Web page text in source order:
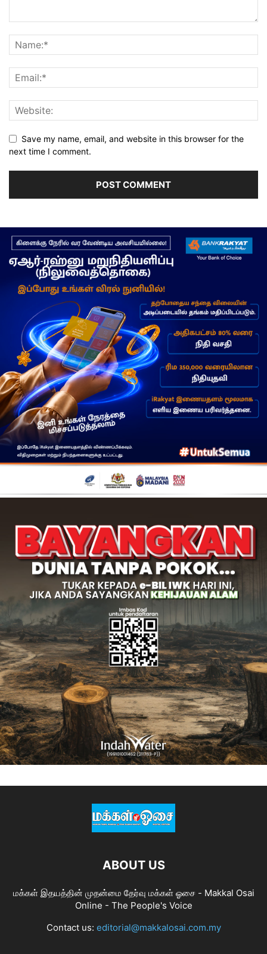
Save my name, email, and website in this browser for the
next time I comment.
ABOUT US
மக்கள் இதயத்தின் முதன்மை தேர்வு மக்கள் ஓசை - Makkal Osai
Online - The People's Voice
Contact us: editorial@makkalosai.com.my